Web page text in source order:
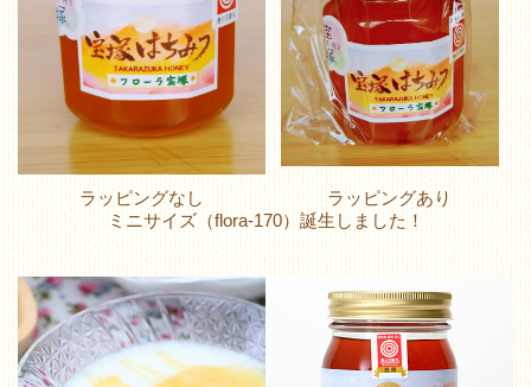
ラッピングなし
ラッピングあり
ミニサイズ（flora-170）誕生しました！